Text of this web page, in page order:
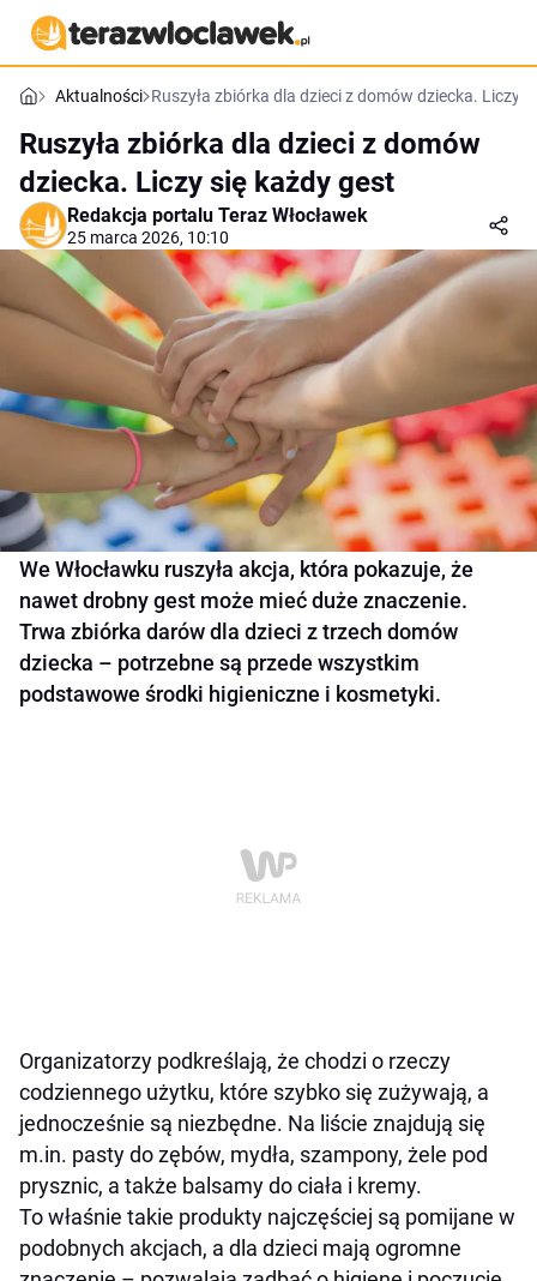
Aktualności Ruszyła zbiórka dla dzieci z domów dziecka. Liczy
Ruszyła zbiórka dla dzieci z domów
dziecka. Liczy się każdy gest
Redakcja portalu Teraz Włocławek
25 marca 2026, 10:10
We Włocławku ruszyła akcja, która pokazuje, że
nawet drobny gest może mieć duże znaczenie.
Trwa zbiórka darów dla dzieci z trzech domów
dziecka – potrzebne są przede wszystkim
podstawowe środki higieniczne i kosmetyki.
Organizatorzy podkreślają, że chodzi o rzeczy
codziennego użytku, które szybko się zużywają, a
jednocześnie są niezbędne. Na liście znajdują się
m.in. pasty do zębów, mydła, szampony, żele pod
prysznic, a także balsamy do ciała i kremy.
To właśnie takie produkty najczęściej są pomijane w
podobnych akcjach, a dla dzieci mają ogromne